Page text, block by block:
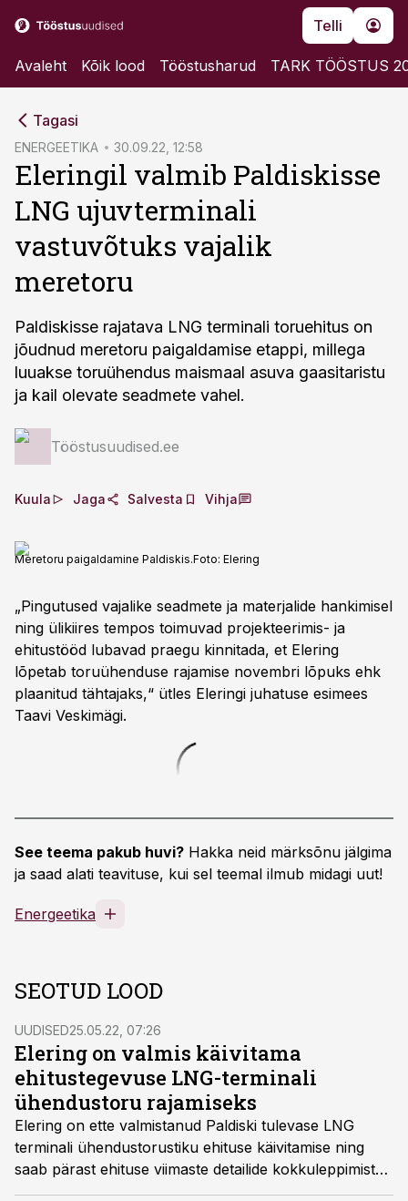
Telli
Avaleht Kõik lood Tööstusharud TARK TÖÖSTUS
Tagasi
ENERGEETIKA 30.09.22, 12:58
Eleringil valmib Paldiskisse
LNG ujuvterminali
vastuvõtuks vajalik
meretoru
Paldiskisse rajatava LNG terminali toruehitus on
jõudnud meretoru paigaldamise etappi, millega
luuakse toruühendus maismaal asuva gaasitaristu
ja kail olevate seadmete vahel.
Tööstusuudised.ee
Kuula Jaga Salvesta Vihja
Meretoru paigaldamine Paldiskis.Foto: Elering
„Pingutused vajalike seadmete ja materjalide hankimisel
ning ülikiires tempos toimuvad projekteerimis- ja
ehitustööd lubavad praegu kinnitada, et Elering
lõpetab toruühenduse rajamise novembri lõpuks ehk
plaanitud tähtajaks,“ ütles Eleringi juhatuse esimees
Taavi Veskimägi.
See teema pakub huvi? Hakka neid märksõnu jälgima
ja saad alati teavituse, kui sel teemal ilmub midagi uut!
Energeetika
SEOTUD LOOD
UUDISED25.05.22, 07:26
Elering on valmis käivitama
ehitustegevuse LNG-terminali
ühendustoru rajamiseks
Elering on ette valmistanud Paldiski tulevase LNG
terminali ühendustorustiku ehituse käivitamise ning
saab pärast ehituse viimaste detailide kokkuleppimist
erasektoriga alustada ehitustöid lähiajal.